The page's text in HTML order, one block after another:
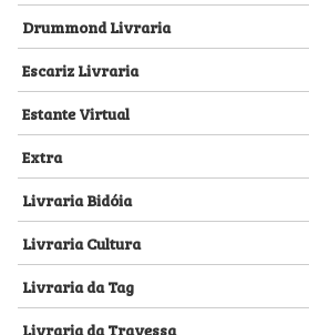
Drummond Livraria
Escariz Livraria
Estante Virtual
Extra
Livraria Bidóia
Livraria Cultura
Livraria da Tag
Livraria da Travessa